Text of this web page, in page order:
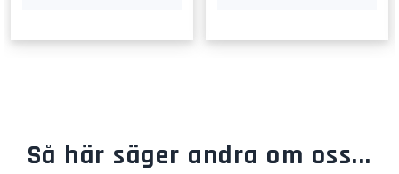
Så här säger andra om oss...